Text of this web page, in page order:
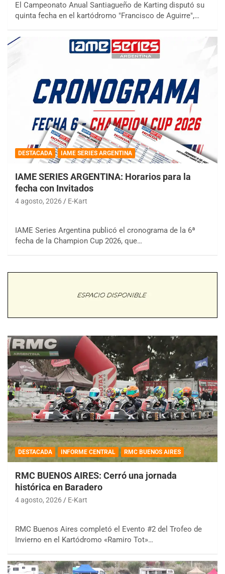
El Campeonato Anual Santiagueño de Karting disputó su
quinta fecha en el kartódromo "Francisco de Aguirre",…
DESTACADA IAME SERIES ARGENTINA
IAME SERIES ARGENTINA: Horarios para la
fecha con Invitados
4 agosto, 2026 E-Kart
IAME Series Argentina publicó el cronograma de la 6ª
fecha de la Champion Cup 2026, que…
DESTACADA INFORME CENTRAL RMC BUENOS AIRES
RMC BUENOS AIRES: Cerró una jornada
histórica en Baradero
4 agosto, 2026 E-Kart
RMC Buenos Aires completó el Evento #2 del Trofeo de
Invierno en el Kartódromo «Ramiro Tot»…